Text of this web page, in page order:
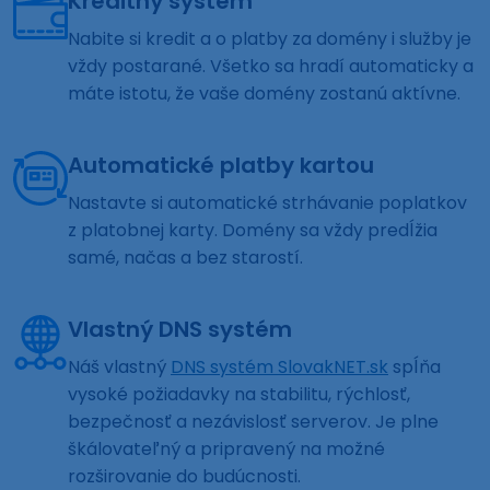
Nabite si kredit a o platby za domény i služby je
vždy postarané. Všetko sa hradí automaticky a
máte istotu, že vaše domény zostanú aktívne.
Automatické platby kartou
Nastavte si automatické strhávanie poplatkov
z platobnej karty. Domény sa vždy predĺžia
samé, načas a bez starostí.
Vlastný DNS systém
Náš vlastný DNS systém SlovakNET.sk spĺňa
vysoké požiadavky na stabilitu, rýchlosť,
bezpečnosť a nezávislosť serverov. Je plne
škálovateľný a pripravený na možné
rozširovanie do budúcnosti.